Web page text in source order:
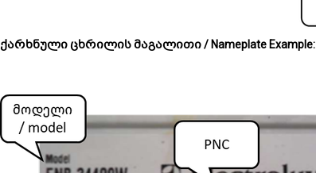
ქარხნული ცხრილის მაგალითი / Nameplate Example: